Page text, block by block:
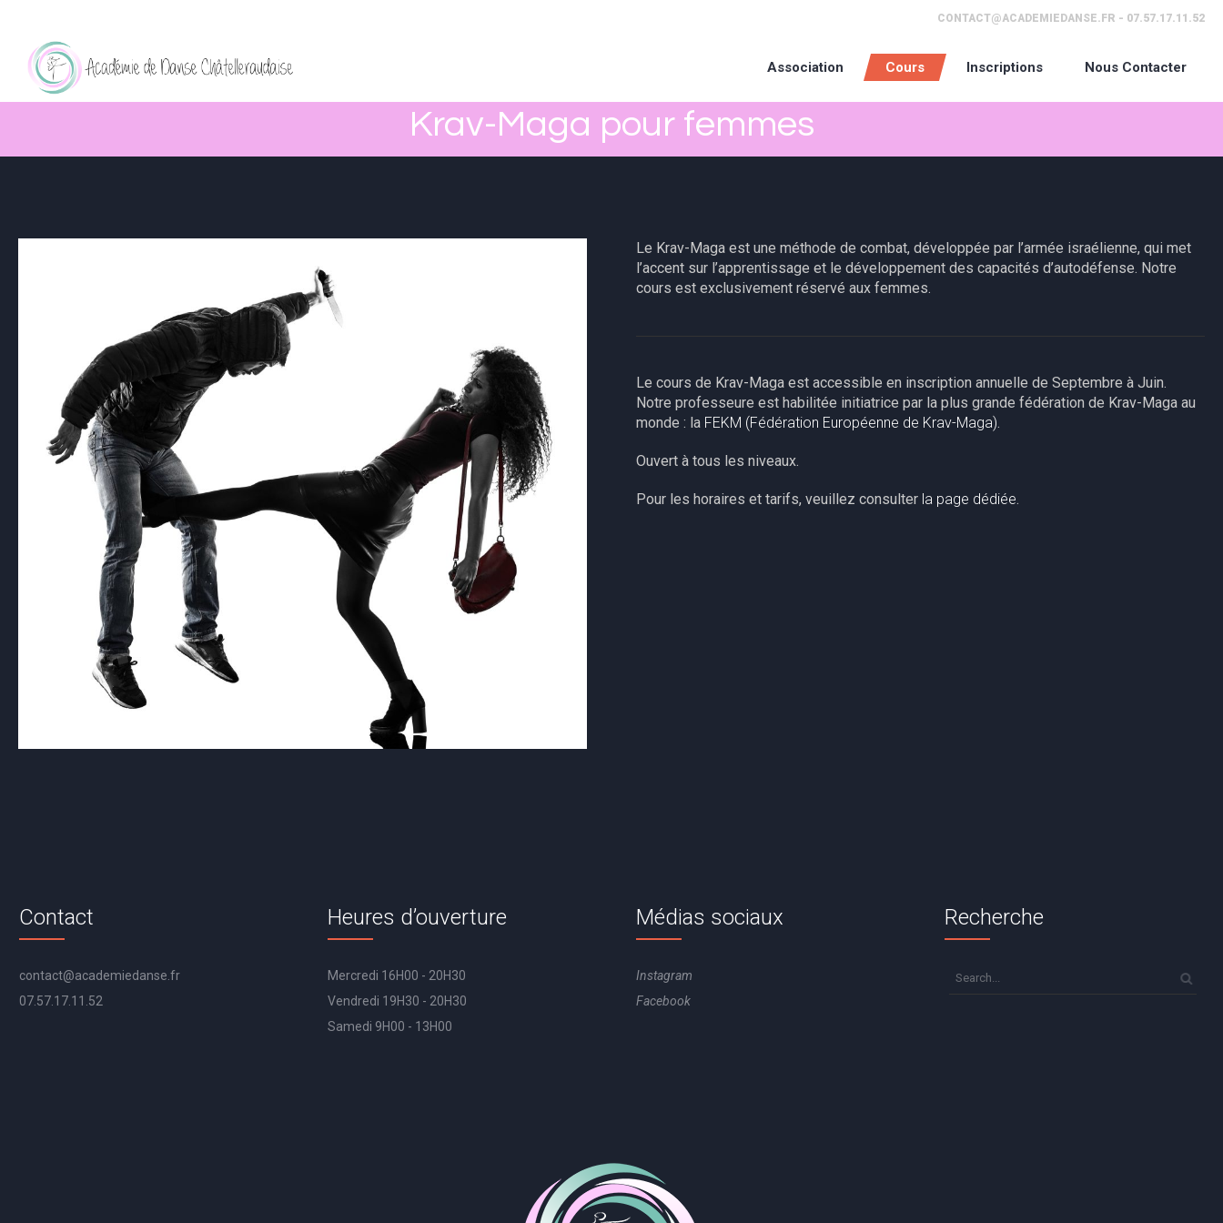
CONTACT@ACADEMIEDANSE.FR - 07.57.17.11.52
Association Cours Inscriptions Nous Contacter
Krav-Maga pour femmes
Le Krav-Maga est une méthode de combat, développée par l’armée israélienne, qui met
l’accent sur l’apprentissage et le développement des capacités d’autodéfense. Notre
cours est exclusivement réservé aux femmes.
Le cours de Krav-Maga est accessible en inscription annuelle de Septembre à Juin.
Notre professeure est habilitée initiatrice par la plus grande fédération de Krav-Maga au
monde : la FEKM (Fédération Européenne de Krav-Maga).
Ouvert à tous les niveaux.
Pour les horaires et tarifs, veuillez consulter la page dédiée.
Contact
contact@academiedanse.fr
07.57.17.11.52
Heures d’ouverture
Mercredi 16H00 - 20H30
Vendredi 19H30 - 20H30
Samedi 9H00 - 13H00
Médias sociaux
Instagram
Facebook
Recherche